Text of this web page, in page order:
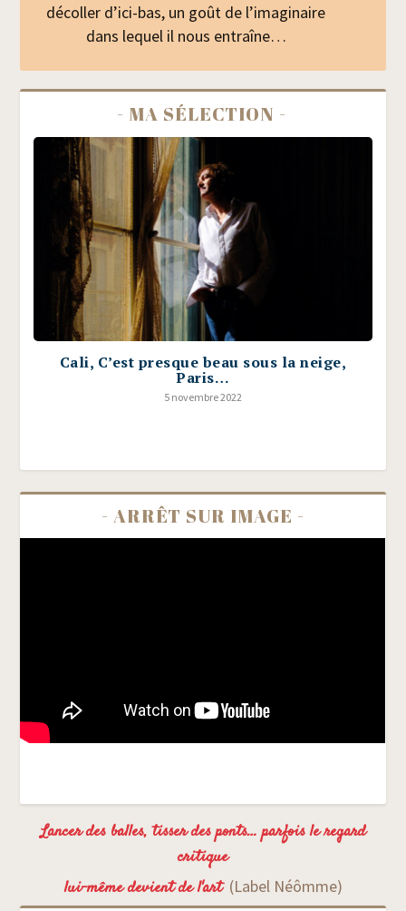
décoller d’ici-bas, un goût de l’imaginaire
dans lequel il nous entraîne…
- MA SÉLECTION -
Cali, C’est presque beau sous la neige,
Paris…
5 novembre 2022
- ARRÊT SUR IMAGE -
Lancer des balles, tisser des ponts… parfois le regard
critique
lui-même devient de l'art (Label Néômme)